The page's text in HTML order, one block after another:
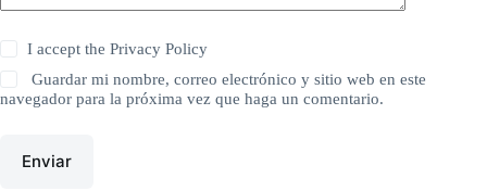
I accept thePrivacy Policy
Guardar mi nombre, correo electrónico y sitio web en este
navegador para la próxima vez que haga un comentario.
Enviar